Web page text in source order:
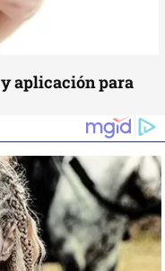
aplicación para